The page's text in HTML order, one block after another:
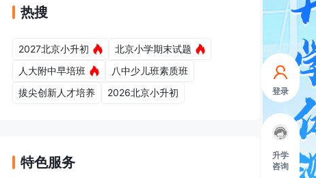
登录
升学
咨询
热搜
2027北京小升初
北京小学期末试题
人大附中早培班
八中少儿班素质班
拔尖创新人才培养
2026北京小升初
特色服务